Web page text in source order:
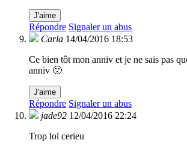
J'aime
Répondre Signaler un abus
Carla 14/04/2016 18:53
Ce bien tôt mon anniv et je ne sais pas
anniv 🙁
J'aime
Répondre Signaler un abus
jade92 12/04/2016 22:24
Trop lol cerieu